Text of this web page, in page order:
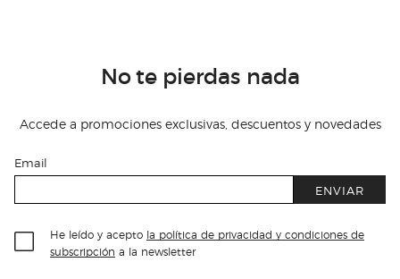
No te pierdas nada
Accede a promociones exclusivas, descuentos y novedades
Email
ENVIAR
He leído y acepto la política de privacidad y condiciones de
subscripción a la newsletter